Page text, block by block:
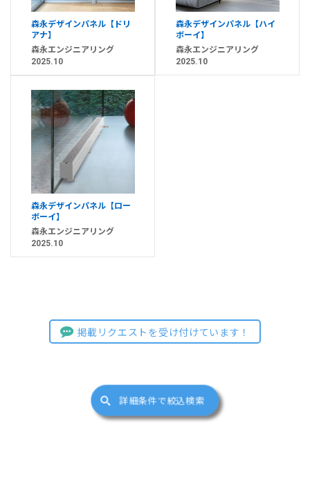
森永デザインパネル【ドリ
アナ】
森永エンジニアリング
2025.10
森永デザインパネル【ハイ
ボーイ】
森永エンジニアリング
2025.10
森永デザインパネル【ロー
ボーイ】
森永エンジニアリング
2025.10
掲載リクエストを受け付けています！
詳細条件で絞込検索